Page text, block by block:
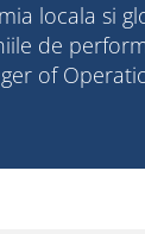
locala si
de
of